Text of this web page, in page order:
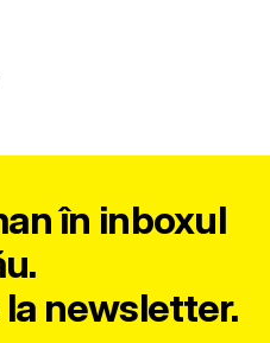
în inboxul
newsletter.